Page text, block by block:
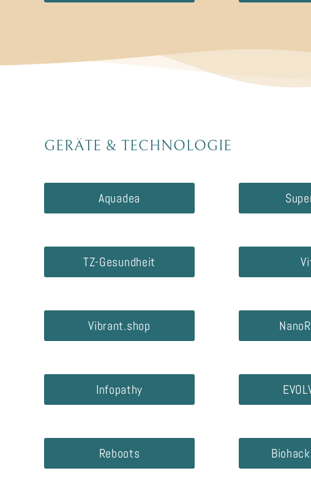
GERÄTE & TECHNOLOGIE
Aquadea
TZ-Gesundheit
Vibrant.shop
Infopathy
Reboots